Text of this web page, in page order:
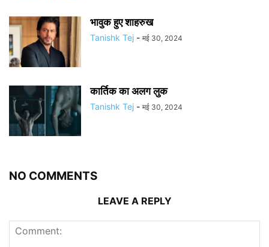
भावुक हुए शाहरुख
Tanishk Tej - मई 30, 2024
कार्तिक का अलग लुक
Tanishk Tej - मई 30, 2024
NO COMMENTS
LEAVE A REPLY